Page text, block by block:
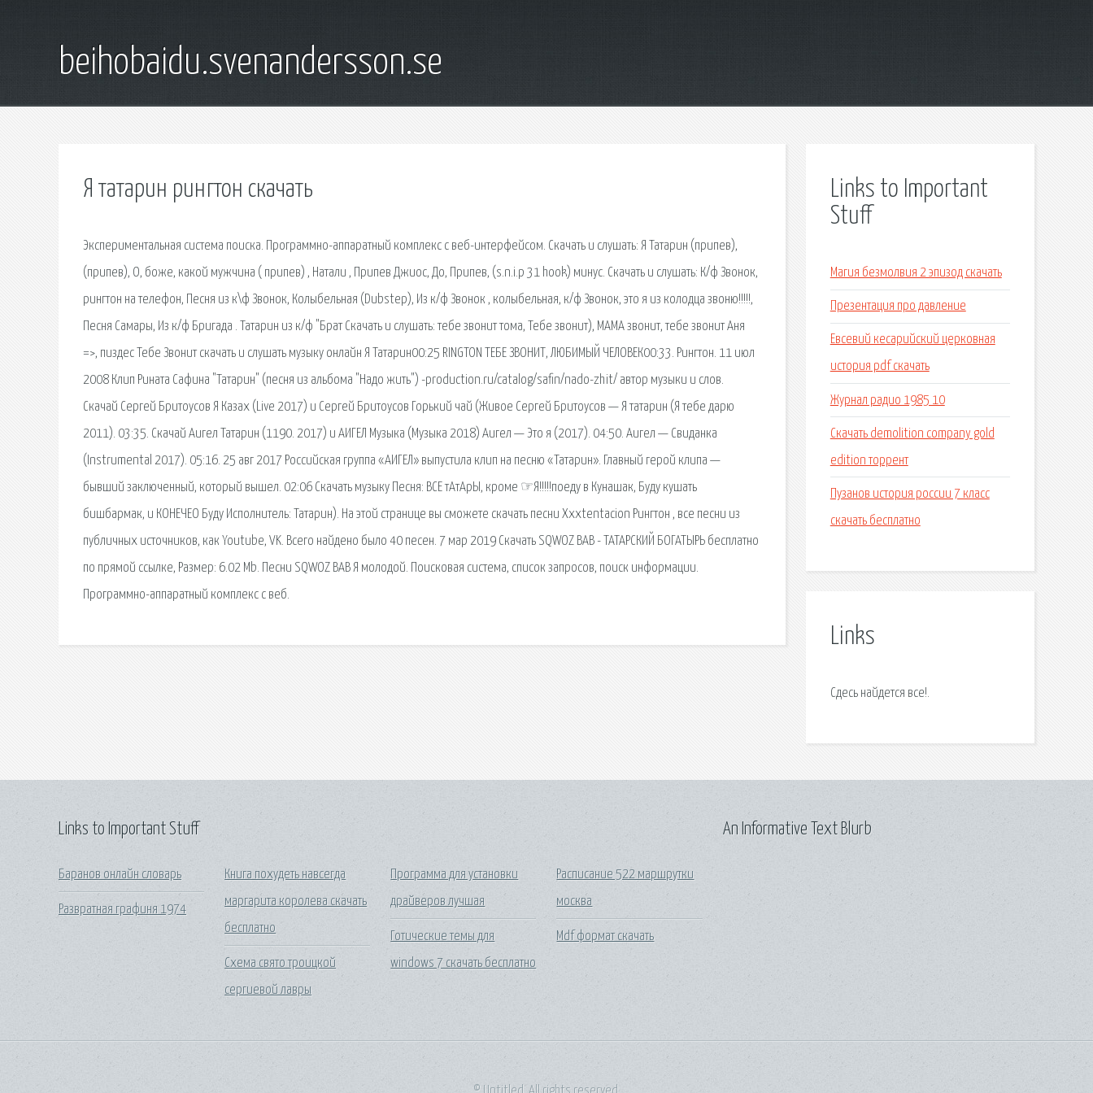
beihobaidu.svenandersson.se
Я татарин рингтон скачать
Экспериментальная система поиска. Программно-аппаратный комплекс с веб-интерфейсом. Скачать и слушать: Я Татарин (припев),
(припев), О, боже, какой мужчина ( припев) , Натали , Припев Джиос, До, Припев, (s.n.i.p 31 hook) минус. Скачать и слушать: К/ф Звонок,
рингтон на телефон, Песня из к\ф Звонок, Колыбельная (Dubstep), Из к/ф Звонок , колыбельная, к/ф Звонок, это я из колодца звоню!!!!!,
Песня Самары, Из к/ф Бригада . Татарин из к/ф "Брат Скачать и слушать: тебе звонит тома, Тебе звонит), МАМА звонит, тебе звонит Аня
=>, пиздес Тебе Звонит скачать и слушать музыку онлайн Я Татарин00:25 RINGTON ТЕБЕ ЗВОНИТ, ЛЮБИМЫЙ ЧЕЛОВЕК00:33. Рингтон. 11 июл
2008 Клип Рината Сафина "Татарин" (песня из альбома "Надо жить") -production.ru/catalog/safin/nado-zhit/ автор музыки и слов.
Скачай Сергей Бритоусов Я Казах (Live 2017) и Сергей Бритоусов Горький чай (Живое Сергей Бритоусов — Я татарин (Я тебе дарю
2011). 03:35. Скачай Аигел Татарин (1190. 2017) и АИГЕЛ Музыка (Музыка 2018) Аигел — Это я (2017). 04:50. Аигел — Свиданка
(Instrumental 2017). 05:16. 25 авг 2017 Российская группа «АИГЕЛ» выпустила клип на песню «Татарин». Главный герой клипа —
бывший заключенный, который вышел. 02:06 Скачать музыку Песня: ВСЕ тАтАрЫ, кроме ☞Я!!!!!поеду в Кунашак, Буду кушать
бишбармак, и КОНЕЧЕО Буду Исполнитель: Татарин). На этой странице вы сможете скачать песни Xxxtentacion Рингтон , все песни из
публичных источников, как Youtube, VK. Всего найдено было 40 песен. 7 мар 2019 Скачать SQWOZ BAB - ТАТАРСКИЙ БОГАТЫРЬ бесплатно
по прямой ссылке, Размер: 6.02 Mb. Песни SQWOZ BAB Я молодой. Поисковая сиcтема, список запросов, поиск информации.
Программно-аппаратный комплекс с веб.
Links to Important
Stuff
Магия безмолвия 2 эпизод скачать
Презентация про давление
Евсевий кесарийский церковная
история pdf скачать
Журнал радио 1985 10
Скачать demolition company gold
edition торрент
Пузанов история россии 7 класс
скачать бесплатно
Links
Сдесь найдется все!.
Links to Important Stuff
Баранов онлайн словарь
Развратная графиня 1974
Книга похудеть навсегда
маргарита королева скачать
бесплатно
Схема свято троицкой
сергиевой лавры
Программа для установки
драйверов лучшая
Готические темы для
windows 7 скачать бесплатно
Расписание 522 маршрутки
москва
Mdf формат скачать
An Informative Text Blurb